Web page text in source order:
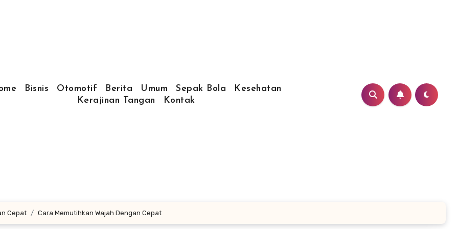
Bisnis Otomotif Berita Umum Sepak Bola
Kesehatan
Kerajinan Tangan
Kontak
Cepat Cara Memutihkan Wajah Dengan Cepat